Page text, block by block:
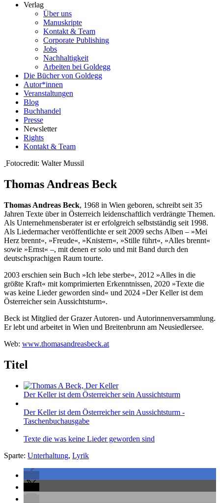
Verlag
Über uns
Manuskripte
Kontakt & Team
Corporate Publishing
Jobs
Nachhaltigkeit
Arbeiten bei Goldegg
Die Bücher von Goldegg
Autor*innen
Veranstaltungen
Blog
Buchhandel
Presse
Newsletter
Rights
Kontakt & Team
Fotocredit: Walter Mussil
Thomas Andreas Beck
Thomas Andreas Beck, 1968 in Wien geboren, schreibt seit 35
Jahren Texte über in Österreich leidenschaftlich verdrängte Themen.
Als Unternehmensberater ist er erfolgreich selbstständig seit 1998.
Als Liedermacher veröffentlichte er seit 2009 sechs Alben – »Mei
Herz brennt«, »Freude«, »Knistern«, »Stille führt«, »Alles brennt«
sowie »Ernst« –, mit denen er solo und mit Band durch den
deutschsprachigen Raum tourte.
2003 erschien sein Buch »Ich lebe sterbe«, 2012 »Alles in die
größte Kraft« mit komprimierten Erkenntnissen, 2020 »Texte die
was keine Lieder geworden sind« und 2024 »Der Keller ist dem
Österreicher sein Aussichtsturm«.
Beck ist Mitglied der Grazer Autoren- und Autorinnenversammlung.
Er lebt und arbeitet in Wien und Breitenbrunn am Neusiedlersee.
Web: www.thomasandreasbeck.at
Titel
Der Keller ist dem Österreicher sein Aussichtsturm
Der Keller ist dem Österreicher sein Aussichtsturm -
Taschenbuchausgabe
Texte die was keine Lieder geworden sind
Sparte: Unterhaltung, Lyrik